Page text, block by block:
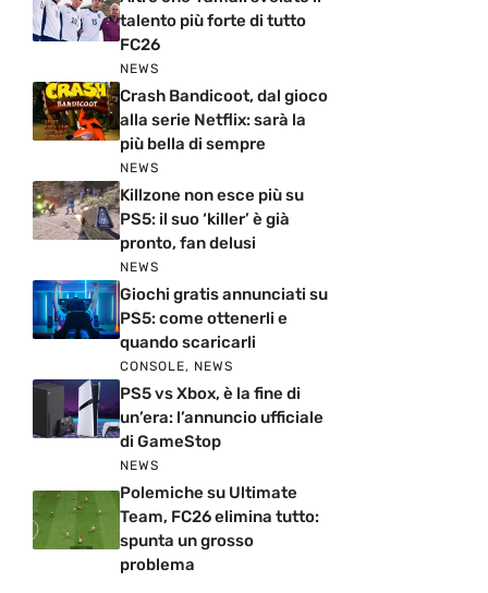
talento più forte di tutto
FC26
NEWS
Crash Bandicoot, dal gioco
alla serie Netflix: sarà la
più bella di sempre
NEWS
Killzone non esce più su
PS5: il suo ‘killer’ è già
pronto, fan delusi
NEWS
Giochi gratis annunciati su
PS5: come ottenerli e
quando scaricarli
CONSOLE, NEWS
PS5 vs Xbox, è la fine di
un’era: l’annuncio ufficiale
di GameStop
NEWS
Polemiche su Ultimate
Team, FC26 elimina tutto:
spunta un grosso
problema